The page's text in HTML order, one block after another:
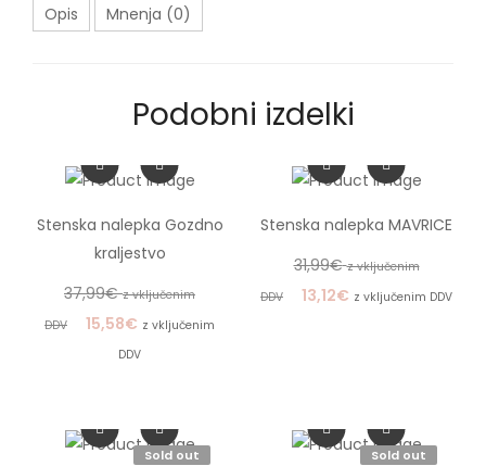
Opis Mnenja (0)
Podobni izdelki
Stenska nalepka Gozdno
kraljestvo
37,99€ z vključenim
DDV
15,58€ z vključenim
DDV
Stenska nalepka MAVRICE
31,99€ z vključenim
DDV
13,12€ z vključenim DDV
Sold out Sold out